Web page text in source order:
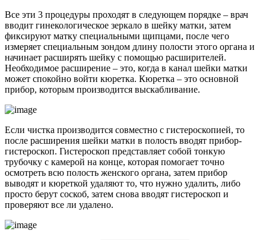
Все эти 3 процедуры проходят в следующем порядке – врач
вводит гинекологическое зеркало в шейку матки, затем
фиксируют матку специальными щипцами, после чего
измеряет специальным зондом длину полости этого органа и
начинает расширять шейку с помощью расширителей.
Необходимое расширение – это, когда в канал шейки матки
может спокойно войти кюретка. Кюретка – это основной
прибор, которым производится выскабливание.
Если чистка производится совместно с гистероскопией, то
после расширения шейки матки в полость вводят прибор-
гистероскоп. Гистероскоп представляет собой тонкую
трубочку с камерой на конце, которая помогает точно
осмотреть всю полость женского органа, затем прибор
выводят и кюреткой удаляют то, что нужно удалить, либо
просто берут соскоб, затем снова вводят гистероскоп и
проверяют все ли удалено.